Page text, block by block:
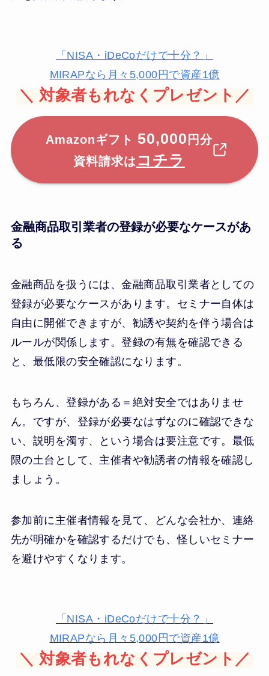
「NISA・iDeCoだけで十分？」
MIRAPなら月々5,000円で資産1億
＼ 対象者もれなくプレゼント／
Amazonギフト 50,000 円分
資料請求は コチラ
金融商品取引業者の登録が必要なケースがあ
る
金融商品を扱うには、金融商品取引業者としての
登録が必要なケースがあります。セミナー自体は
自由に開催できますが、勧誘や契約を伴う場合は
ルールが関係します。登録の有無を確認できる
と、最低限の安全確認になります。
もちろん、登録がある＝絶対安全ではありませ
ん。ですが、登録が必要なはずなのに確認できな
い、説明を濁す、という場合は要注意です。最低
限の土台として、主催者や勧誘者の情報を確認し
ましょう。
参加前に主催者情報を見て、どんな会社か、連絡
先が明確かを確認するだけでも、怪しいセミナー
を避けやすくなります。
「NISA・iDeCoだけで十分？」
MIRAPなら月々5,000円で資産1億
＼ 対象者もれなくプレゼント／